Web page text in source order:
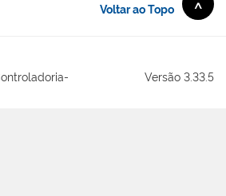
Voltar ao Topo ^
Versão 3.33.5